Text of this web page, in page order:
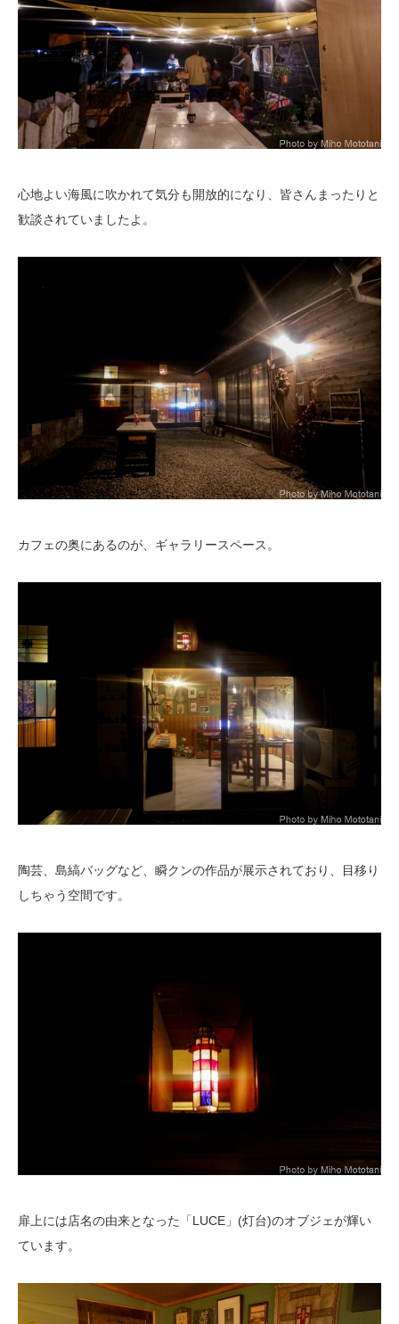
心地よい海風に吹かれて気分も開放的になり、皆さんまったりと
歓談されていましたよ。
カフェの奥にあるのが、ギャラリースペース。
陶芸、島縞バッグなど、瞬クンの作品が展示されており、目移り
しちゃう空間です。
扉上には店名の由来となった「LUCE」(灯台)のオブジェが輝い
ています。